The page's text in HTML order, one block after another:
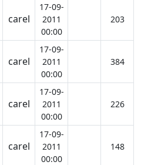
carel
17-09-
2011
00:00
203
carel
17-09-
2011
00:00
384
carel
17-09-
2011
00:00
226
carel
17-09-
2011
00:00
148